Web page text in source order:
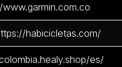
www.garmin.com.co
habicicletas.com/
es/